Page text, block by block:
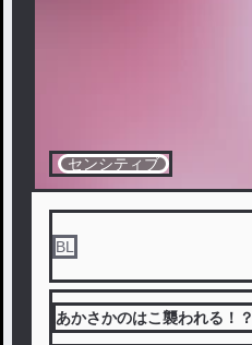
センシティブ
BL
あかさかのはこ襲われる！？